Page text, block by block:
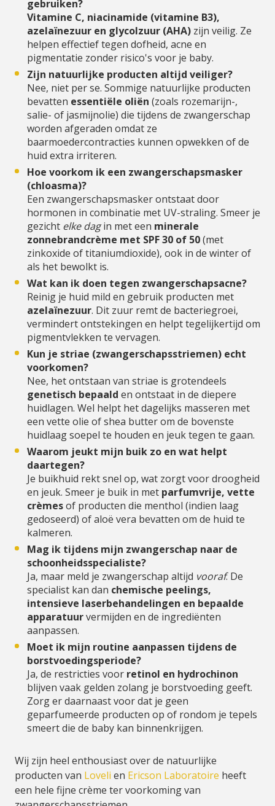
gebruiken?
Vitamine C, niacinamide (vitamine B3),
azelaïnezuur en glycolzuur (AHA) zijn veilig. Ze
helpen effectief tegen dofheid, acne en
pigmentatie zonder risico's voor je baby.
Zijn natuurlijke producten altijd veiliger?
Nee, niet per se. Sommige natuurlijke producten
bevatten essentiële oliën (zoals rozemarijn-,
salie- of jasmijnolie) die tijdens de zwangerschap
worden afgeraden omdat ze
baarmoedercontracties kunnen opwekken of de
huid extra irriteren.
Hoe voorkom ik een zwangerschapsmasker
(chloasma)?
Een zwangerschapsmasker ontstaat door
hormonen in combinatie met UV-straling. Smeer je
gezicht elke dagin met een minerale
zonnebrandcrème met SPF 30 of 50(met
zinkoxide of titaniumdioxide), ook in de winter of
als het bewolkt is.
Wat kan ik doen tegen zwangerschapsacne?
Reinig je huid mild en gebruik producten met
azelaïnezuur. Dit zuur remt de bacteriegroei,
vermindert ontstekingen en helpt tegelijkertijd om
pigmentvlekken te vervagen.
Kun je striae (zwangerschapsstriemen) echt
voorkomen?
Nee, het ontstaan van striae is grotendeels
genetisch bepaald en ontstaat in de diepere
huidlagen. Wel helpt het dagelijks masseren met
een vette olie of shea butter om de bovenste
huidlaag soepel te houden en jeuk tegen te gaan.
Waarom jeukt mijn buik zo en wat helpt
daartegen?
Je buikhuid rekt snel op, wat zorgt voor droogheid
en jeuk. Smeer je buik in met parfumvrije, vette
crèmesof producten die menthol (indien laag
gedoseerd) of aloë vera bevatten om de huid te
kalmeren.
Mag ik tijdens mijn zwangerschap naar de
schoonheidsspecialiste?
Ja, maar meld je zwangerschap altijd vooraf. De
specialist kan dan chemische peelings,
intensieve laserbehandelingen en bepaalde
apparatuurvermijden en de ingrediënten
aanpassen.
Moet ik mijn routine aanpassen tijdens de
borstvoedingsperiode?
Ja, de restricties voor retinol en hydrochinon
blijven vaak gelden zolang je borstvoeding geeft.
Zorg er daarnaast voor dat je geen
geparfumeerde producten op of rondom je tepels
smeert die de baby kan binnenkrijgen.
Wij zijn heel enthousiast over de natuurlijke
producten van Loveli en Ericson Laboratoire heeft
een hele fijne crème ter voorkoming van